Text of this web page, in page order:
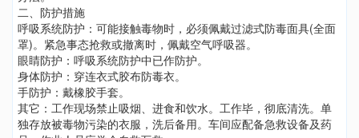
二、防护措施
呼吸系统防护：可能接触毒物时，必须佩戴过滤式防毒面具(全面
罩)。紧急事态抢救或撤离时，佩戴空气呼吸器。
眼睛防护：呼吸系统防护中已作防护。
身体防护：穿连衣式胶布防毒衣。
手防护：戴橡胶手套。
其它：工作现场禁止吸烟、进食和饮水。工作毕，彻底清洗。单
独存放被毒物污染的衣服，洗后备用。车间应配备急救设备及药